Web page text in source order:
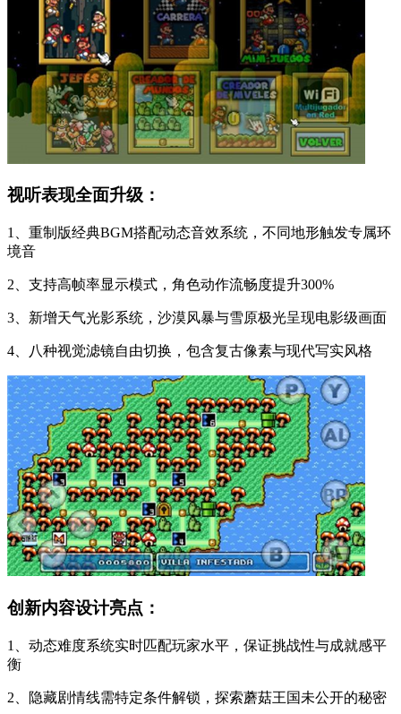
视听表现全面升级：
1、重制版经典BGM搭配动态音效系统，不同地形触发专属环
境音
2、支持高帧率显示模式，角色动作流畅度提升300%
3、新增天气光影系统，沙漠风暴与雪原极光呈现电影级画面
4、八种视觉滤镜自由切换，包含复古像素与现代写实风格
创新内容设计亮点：
1、动态难度系统实时匹配玩家水平，保证挑战性与成就感平
衡
2、隐藏剧情线需特定条件解锁，探索蘑菇王国未公开的秘密